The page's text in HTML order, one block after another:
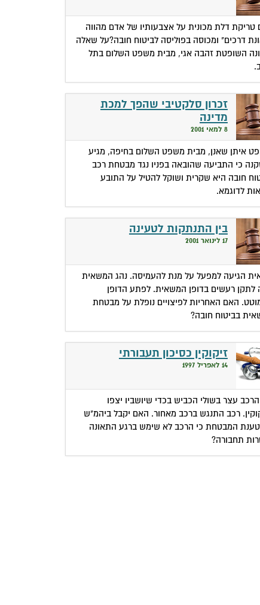
טריקת דלת מכונית על אצבעותיו של אדם מהווה
דרכים" ומכוסה בפוליסה לביטוח חובה?על שאלה
השופטת זהבה אגי, מבית משפט השלום בתל
זכרון סלקטיבי שהפך למכת
מדינה
8 למאי 2001
איתן שאנן, מבית משפט השלום בחיפה, מגיע
כי התביעה שהובאה בפניו נגד מבטחת רכב
חובה היא שקרית ושוקל להטיל על התובע
לדוגמא.
בין התנתקות לטעינה
17 לינואר 2001
הגיעה למפעל על מנת להעמיסה. נהג המשאית
לתקן רעשים בדופן המשאית. לפתע הדופן
האם האחריות לפיצויים נופלת על מבטחת
בביטוח חובה?
זיקוקין כסיכון תעבורתי
14 לאפריל 1997
עצר בשולי הכביש בכדי שיושביו יצפו
רכב התנגש ברכב מאחור. האם יקבל ביהמ"ש
המבטחת כי הרכב לא שימש ברגע התאונה
תחבורה?